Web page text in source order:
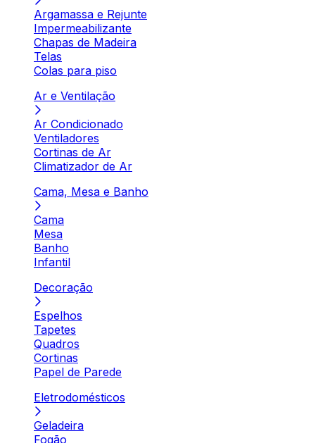
Argamassa e Rejunte
Impermeabilizante
Chapas de Madeira
Telas
Colas para piso
Ar e Ventilação
Ar Condicionado
Ventiladores
Cortinas de Ar
Climatizador de Ar
Cama, Mesa e Banho
Cama
Mesa
Banho
Infantil
Decoração
Espelhos
Tapetes
Quadros
Cortinas
Papel de Parede
Eletrodomésticos
Geladeira
Fogão